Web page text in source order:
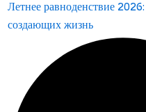
Летнее равноденствие
создающих жизнь